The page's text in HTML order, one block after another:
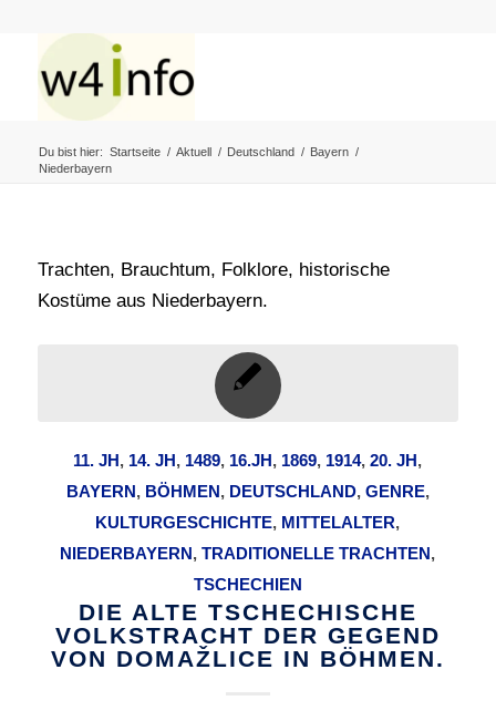
Du bist hier: Startseite / Aktuell / Deutschland / Bayern /
Niederbayern
Trachten, Brauchtum, Folklore, historische
Kostüme aus Niederbayern.
11. JH, 14. JH, 1489, 16.JH, 1869, 1914,20. JH,
BAYERN, BÖHMEN, DEUTSCHLAND, GENRE,
KULTURGESCHICHTE, MITTELALTER,
NIEDERBAYERN,TRADITIONELLE TRACHTEN,
TSCHECHIEN
DIE ALTE TSCHECHISCHE
VOLKSTRACHT DER GEGEND
VON DOMAŽLICE IN BÖHMEN.